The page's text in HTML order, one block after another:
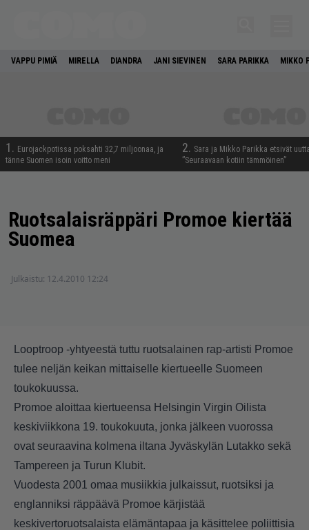
VAPPU PIMIÄ MIRELLA DIANDRA JANI SIEVINEN SARA PARIKKA MIKKO
1. Eurojackpotissa poksahti 32,7 miljoonaa, ja
tänne Suomen isoin voitto meni
2. Sara ja Mikko Parikka etsivät
”Seuraavaan kotiin tämmöinen”
Ruotsalaisräppäri Promoe kiertää
Suomea
Julkaistu: 12.4.2010 12:24
Looptroop -yhtyeestä tuttu ruotsalainen rap-artisti Promoe
tulee neljän keikan mittaiselle kiertueelle Suomeen
toukokuussa.
Promoe aloittaa kiertueensa Helsingin Virgin Oilista
keskiviikkona 19. toukokuuta, jonka jälkeen vuorossa
ovat seuraavina kolmena iltana Jyväskylän Lutakko sekä
Tampereen ja Turun Klubit.
Vuodesta 2001 omaa musiikkia julkaissut, ruotsiksi ja
englanniksi räppäävä Promoe kärjistää
keskivertoruotsalaista elämäntapaa ja käsittelee poliittisia